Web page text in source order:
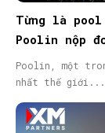
Từng là
Poolin nộp
Poolin, một
nhất thế giới...